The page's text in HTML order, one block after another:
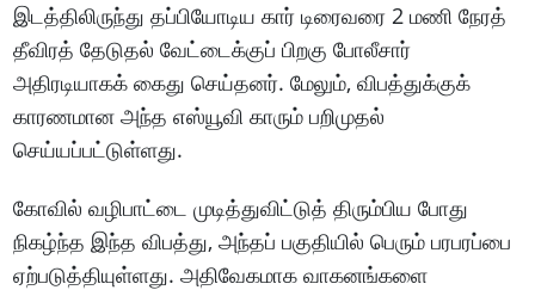
இடத்திலிருந்து தப்பியோடிய கார் டிரைவரை 2 மணி நேரத்
தீவிரத் தேடுதல் வேட்டைக்குப் பிறகு போலீசார்
அதிரடியாகக் கைது செய்தனர். மேலும், விபத்துக்குக்
காரணமான அந்த எஸ்யூவி காரும் பறிமுதல்
செய்யப்பட்டுள்ளது.
கோவில் வழிபாட்டை முடித்துவிட்டுத் திரும்பிய போது
நிகழ்ந்த இந்த விபத்து, அந்தப் பகுதியில் பெரும் பரபரப்பை
ஏற்படுத்தியுள்ளது. அதிவேகமாக வாகனங்களை